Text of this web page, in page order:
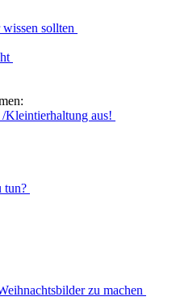
sollten
Kleintierhaltung aus!
tun?
zu machen